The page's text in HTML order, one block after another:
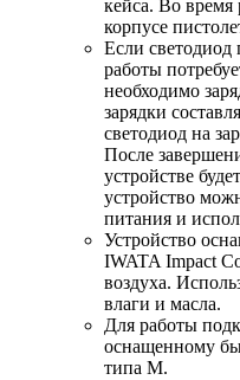
кейса. Во время
корпусе
Если светодиод
работы
необходимо
зарядки
светодиод на
После
устройстве
устройство
питания и
Устройство
IWATA Impact
воздуха.
влаги и масла.
Для работы
оснащенному
типа M.